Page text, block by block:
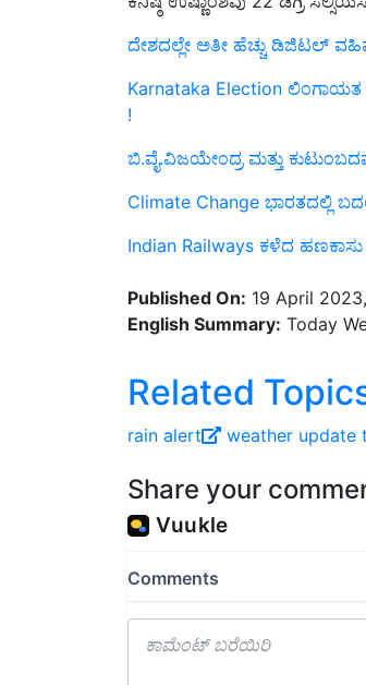
ದೇಶದಲ್ಲೇ ಅತೀ ಹೆಚ್ಚು ಡಿಜಿಟಲ್‌
Karnataka Election
!
Climate Change ಭಾರತದಲ್ಲಿ
Indian Railways ಕಳೆದ
English Summary:Today
Related Topics
rain alert weather update